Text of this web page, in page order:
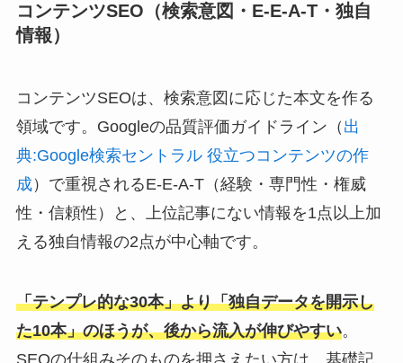
コンテンツSEO（検索意図・E-E-A-T・独自
情報）
コンテンツSEOは、検索意図に応じた本文を作る
領域です。Googleの品質評価ガイドライン（ 出
典:Google検索セントラル 役立つコンテンツの作
成）で重視されるE-E-A-T（経験・専門性・権威
性・信頼性）と、上位記事にない情報を1点以上加
える独自情報の2点が中心軸です。
「テンプレ的な30本」より「独自データを開示し
た10本」のほうが、後から流入が伸びやすい。